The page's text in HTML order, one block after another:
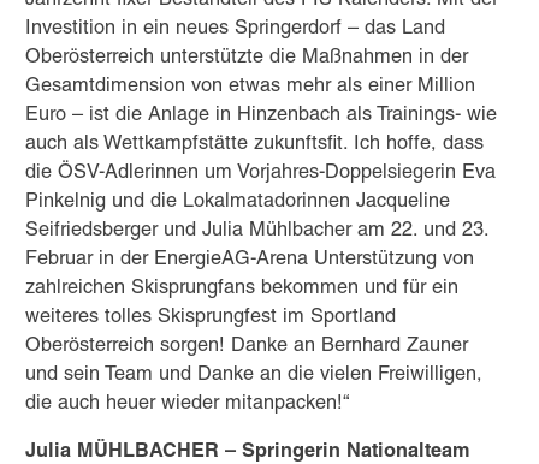
Investition in ein neues Springerdorf – das Land
Oberösterreich unterstützte die Maßnahmen in der
Gesamtdimension von etwas mehr als einer Million
Euro – ist die Anlage in Hinzenbach als Trainings- wie
auch als Wettkampfstätte zukunftsfit. Ich hoffe, dass
die ÖSV-Adlerinnen um Vorjahres-Doppelsiegerin Eva
Pinkelnig und die Lokalmatadorinnen Jacqueline
Seifriedsberger und Julia Mühlbacher am 22. und 23.
Februar in der EnergieAG-Arena Unterstützung von
zahlreichen Skisprungfans bekommen und für ein
weiteres tolles Skisprungfest im Sportland
Oberösterreich sorgen! Danke an Bernhard Zauner
und sein Team und Danke an die vielen Freiwilligen,
die auch heuer wieder mitanpacken!“
Julia MÜHLBACHER – Springerin Nationalteam